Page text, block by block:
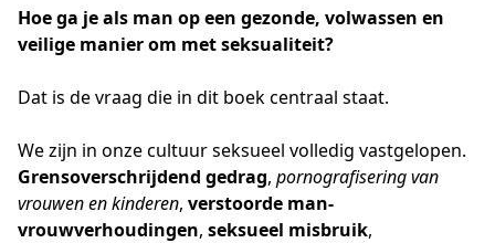
Hoe ga je als man op een gezonde, volwassen en
veilige manier om met seksualiteit?
Dat is de vraag die in dit boek centraal staat.
Grensoverschrijdend gedrag, pornografisering van
vrouwen en kinderen, verstoorde man-
vrouwverhoudingen, seksueel misbruik